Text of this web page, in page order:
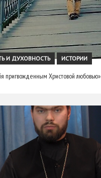
И ДУХОВНОСТЬ ИСТОРИИ
пригвожденным Христовой любовью»